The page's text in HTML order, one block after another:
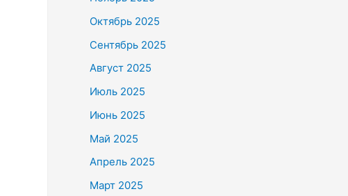
Октябрь 2025
Сентябрь 2025
Август 2025
Июль 2025
Июнь 2025
Май 2025
Апрель 2025
Март 2025